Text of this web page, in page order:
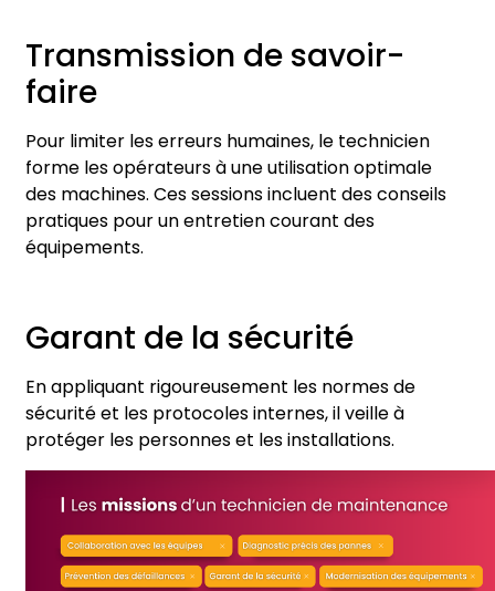
Transmission de savoir-
faire
Pour limiter les erreurs humaines, le technicien
forme les opérateurs à une utilisation optimale
des machines. Ces sessions incluent des conseils
pratiques pour un entretien courant des
équipements.
Garant de la sécurité
En appliquant rigoureusement les normes de
sécurité et les protocoles internes, il veille à
protéger les personnes et les installations.